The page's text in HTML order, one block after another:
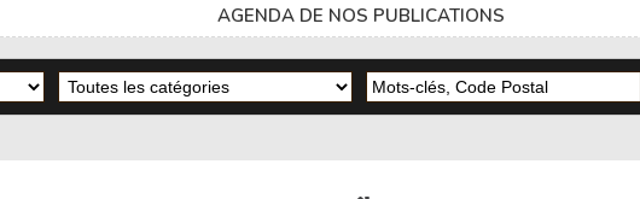
AGENDA DE NOS PUBLICATIONS